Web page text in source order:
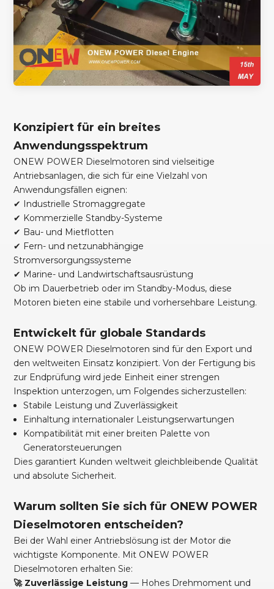
Konzipiert für ein breites
Anwendungsspektrum
ONEW POWER Dieselmotoren sind vielseitige
Antriebsanlagen, die sich für eine Vielzahl von
Anwendungsfällen eignen:
✔ Industrielle Stromaggregate
✔ Kommerzielle Standby-Systeme
✔ Bau- und Mietflotten
✔ Fern- und netzunabhängige
Stromversorgungssysteme
✔ Marine- und Landwirtschaftsausrüstung
Ob im Dauerbetrieb oder im Standby-Modus, diese
Motoren bieten eine stabile und vorhersehbare Leistung.
Entwickelt für globale Standards
ONEW POWER Dieselmotoren sind für den Export und
den weltweiten Einsatz konzipiert. Von der Fertigung bis
zur Endprüfung wird jede Einheit einer strengen
Inspektion unterzogen, um Folgendes sicherzustellen:
Stabile Leistung und Zuverlässigkeit
Einhaltung internationaler Leistungserwartungen
Kompatibilität mit einer breiten Palette von
Generatorsteuerungen
Dies garantiert Kunden weltweit gleichbleibende Qualität
und absolute Sicherheit.
Warum sollten Sie sich für ONEW POWER
Dieselmotoren entscheiden?
Bei der Wahl einer Antriebslösung ist der Motor die
wichtigste Komponente. Mit ONEW POWER
Dieselmotoren erhalten Sie:
🚀 Zuverlässige Leistung — Hohes Drehmoment und